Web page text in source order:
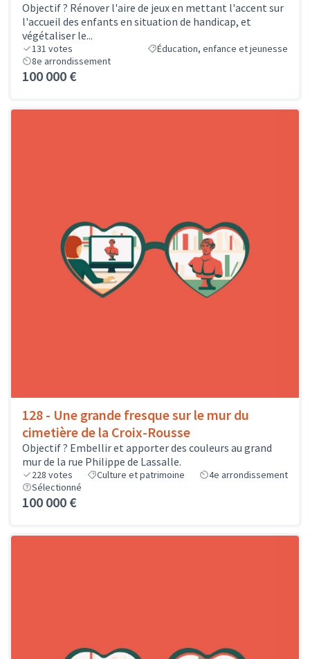
Objectif ? Rénover l'aire de jeux en mettant l'accent sur
l'accueil des enfants en situation de handicap, et
végétaliser le...
131 votes
Éducation, enfance et jeunesse
8e arrondissement
100 000 €
128 - Une grande fresque sur le mur du
cimetière de la Croix-Rousse
Objectif ? Embellir et apporter des couleurs au grand
mur de la rue Philippe de Lassalle.
228 votes Culture et patrimoine
4e arrondissement
Sélectionné
100 000 €